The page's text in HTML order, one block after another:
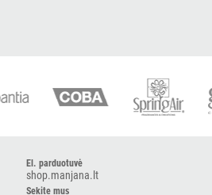
El. parduotuvė
shop.manjana.lt
Sekite mus